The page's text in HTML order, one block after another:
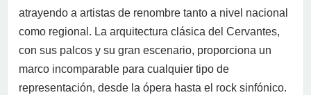
atrayendo a artistas de renombre tanto a nivel nacional
como regional. La arquitectura clásica del Cervantes,
con sus palcos y su gran escenario, proporciona un
marco incomparable para cualquier tipo de
representación, desde la ópera hasta el rock sinfónico.